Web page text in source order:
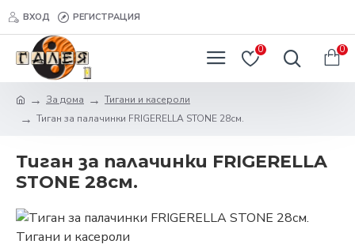
ВХОД РЕГИСТРАЦИЯ
0 0
За дома
Тигани и касероли
Тиган за палачинки FRIGERELLA STONE 28см.
Тиган за палачинки FRIGERELLA
STONE 28см.